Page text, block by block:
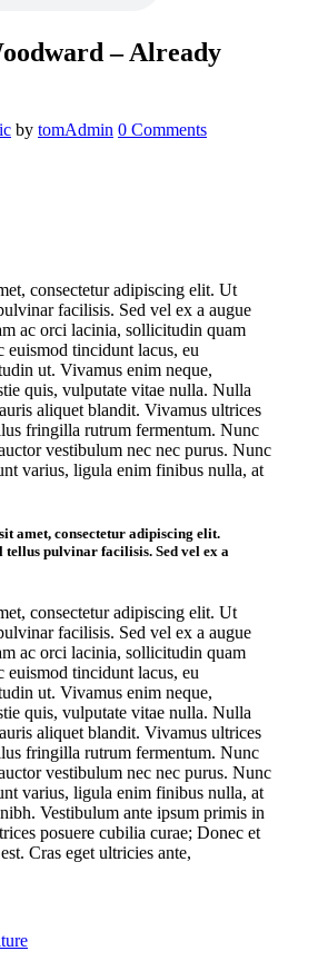
– Already
by tomAdmin 0 Comments
consectetur adipiscing elit. Ut
facilisis. Sed vel ex a augue
ac orci lacinia, sollicitudin quam
tincidunt lacus, eu
ut. Vivamus enim neque,
quis, vulputate vitae nulla. Nulla
aliquet blandit. Vivamus ultrices
fringilla rutrum fermentum. Nunc
vestibulum nec nec purus. Nunc
varius, ligula enim finibus nulla, at
amet, consectetur adipiscing elit.
pulvinar facilisis. Sed vel ex a
consectetur adipiscing elit. Ut
facilisis. Sed vel ex a augue
ac orci lacinia, sollicitudin quam
tincidunt lacus, eu
ut. Vivamus enim neque,
quis, vulputate vitae nulla. Nulla
aliquet blandit. Vivamus ultrices
fringilla rutrum fermentum. Nunc
vestibulum nec nec purus. Nunc
varius, ligula enim finibus nulla, at
Vestibulum ante ipsum primis in
posuere cubilia curae; Donec et
Cras eget ultricies ante,